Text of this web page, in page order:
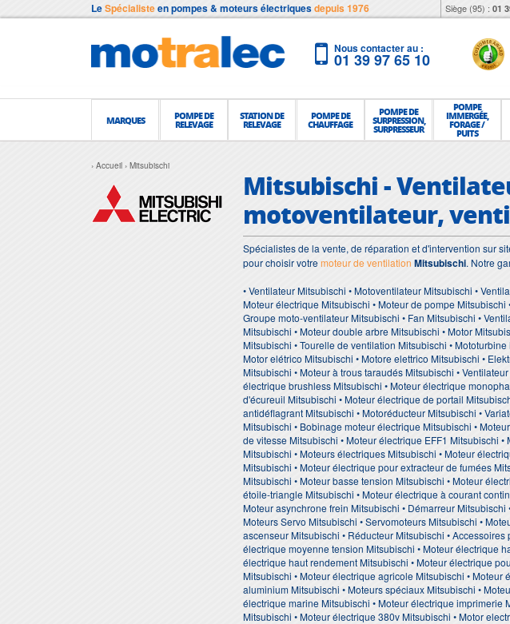
LeSpécialisteen pompes & moteurs électriquesdepuis 1976 Siège (95) : 01
Nous contacter au :
01 39 97 65 10
MARQUES POMPE DE
RELEVAGE
STATION DE
RELEVAGE
POMPE DE
CHAUFFAGE
POMPE DE
SURPRESSION,
SURPRESSEUR
POMPE
IMMERGÉE,
FORAGE /
PUITS
Accueil Mitsubischi
Mitsubischi -
motoventilateur,
Spécialistes de la vente, de réparation et d'intervention sur
pour choisir votremoteur de ventilation Mitsubischi. Notre
• Ventilateur Mitsubischi • Motoventilateur Mitsubischi •
Moteur électrique Mitsubischi • Moteur de pompe
Groupe moto-ventilateur Mitsubischi • Fan Mitsubischi •
Mitsubischi • Moteur double arbre Mitsubischi • Motor
Mitsubischi • Tourelle de ventilation Mitsubischi •
Motor elétrico Mitsubischi • Motore elettrico Mitsubischi •
Mitsubischi • Moteur à trous taraudés Mitsubischi •
électrique brushless Mitsubischi • Moteur électrique
d'écureuil Mitsubischi • Moteur électrique de portail
antidéflagrant Mitsubischi • Motoréducteur Mitsubischi •
Mitsubischi • Bobinage moteur électrique Mitsubischi •
de vitesse Mitsubischi • Moteur électrique EFF1 Mitsubischi
Mitsubischi • Moteurs électriques Mitsubischi • Moteur
Mitsubischi • Moteur électrique pour extracteur de fumées
Mitsubischi • Moteur basse tension Mitsubischi • Moteur
étoile-triangle Mitsubischi • Moteur électrique à courant
Moteur asynchrone frein Mitsubischi • Démarreur
Moteurs Servo Mitsubischi • Servomoteurs Mitsubischi •
ascenseur Mitsubischi • Réducteur Mitsubischi •
électrique moyenne tension Mitsubischi • Moteur électrique
électrique haut rendement Mitsubischi • Moteur électrique
Mitsubischi • Moteur électrique agricole Mitsubischi •
aluminium Mitsubischi • Moteurs spéciaux Mitsubischi •
électrique marine Mitsubischi • Moteur électrique imprimerie
Mitsubischi • Moteur électrique 380v Mitsubischi • Motor